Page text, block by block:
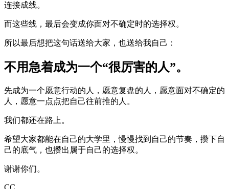
连接成线。
而这些线，最后会变成你面对不确定时的选择权。
所以最后想把这句话送给大家，也送给我自己：
不用急着成为一个“很厉害的人”。
先成为一个愿意行动的人，愿意复盘的人，愿意面对不确定的
人，愿意一点点把自己往前推的人。
我们都还在路上。
希望大家都能在自己的大学里，慢慢找到自己的节奏，攒下自
己的底气，也攒出属于自己的选择权。
谢谢你们。
CC